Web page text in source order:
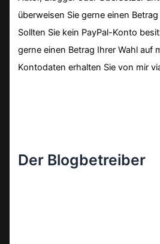
überweisen Sie gerne einen
Sollten Sie kein PayPal-Konto
gerne einen Betrag Ihrer Wahl auf
Kontodaten erhalten Sie von mir
Der Blogbetreiber